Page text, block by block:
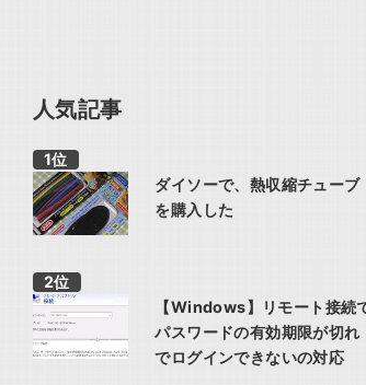
人気記事
ダイソーで、熱収縮チューブ
を購入した
【Windows】リモート接続
パスワードの有効期限が切れ
でログインできないの対応